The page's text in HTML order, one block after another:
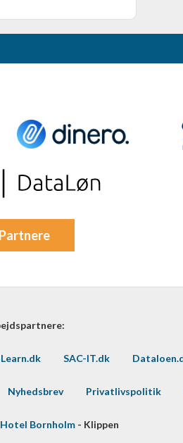
SAC-IT.dk
Nyhedsbrev Privatlivspolitik
Hotel Bornholm - Klippen